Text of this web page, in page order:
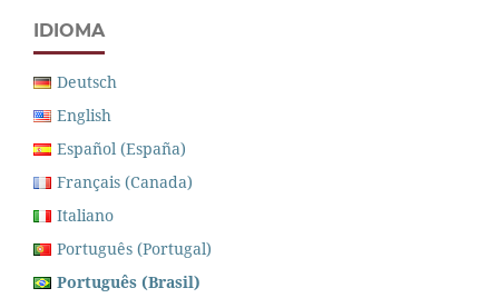
IDIOMA
Deutsch
English
Español (España)
Français (Canada)
Italiano
Português (Portugal)
Português (Brasil)